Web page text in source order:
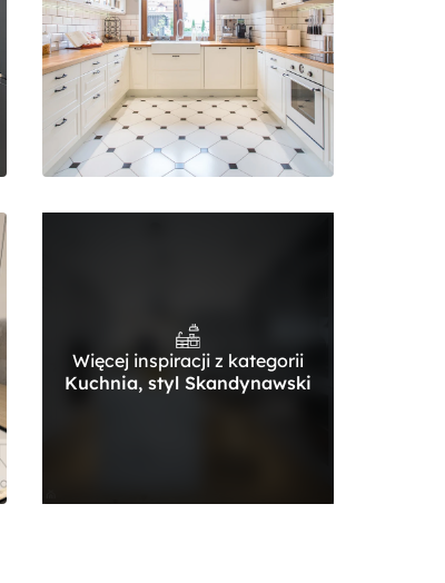
Więcej inspiracji z kategorii
Kuchnia, styl Skandynawski